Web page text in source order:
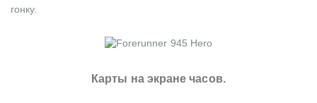
гонку.
Карты на экране часов.